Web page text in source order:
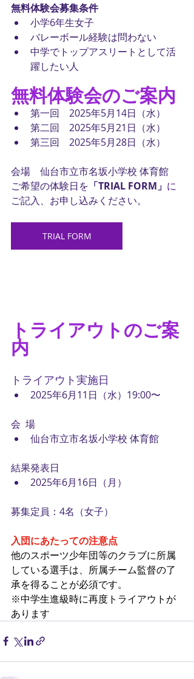
無料体験会募集条件
小学6年生女子
バレーボール経験は問わない
中学でトップアスリートとして活
躍したい人
無料体験会のご案内
第一回　2025年5月14日（水）
第二回　2025年5月21日（水）
第三回　2025年5月28日（水）
会場　仙台市立市名坂小学校 体育館
ご希望の体験日を 「TRIAL FORM」 に
ご記入、お申し込みください。
TRIAL FORM
トライアウトのご案
内
トライアウト実施日
2025年6月11日（水） 19:00〜
会  場
仙台市立市名坂小学校 体育館
結果発表日
2025年6月16日（月）
募集定員：4名（女子）
入団にあたっての注意点
他のスポーツ少年団等のクラブに所属
している選手は、所属チーム監督の了
承を得ることが必須です。
※中学生進級時に再度トライアウトが
あります